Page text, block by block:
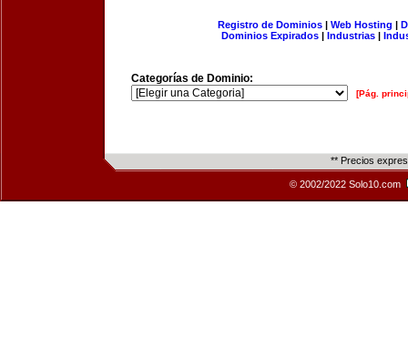
Registro de Dominios| Web Hosting |
Dominios Expirados | Industrias |
Categorías de Dominio:
[Pág.
** Precios
© 2002/2022 Solo10.com